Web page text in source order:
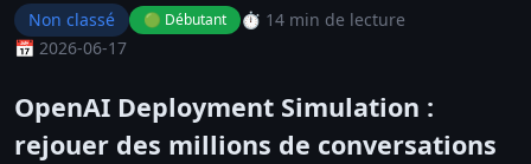
Non classé 🟢 Débutant
⏱️ 14 min de lecture
📅 2026-06-17
OpenAI Deployment Simulation :
rejouer des millions de conversations